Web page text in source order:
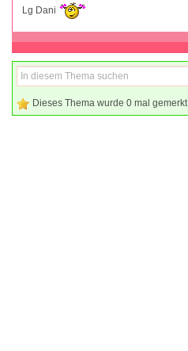
Lg Dani
Dieses Thema wurde 0 mal gemerkt